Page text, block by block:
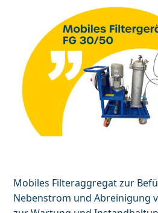
Mobiles Filteraggregat zur
Nebenstrom und Abreinigung